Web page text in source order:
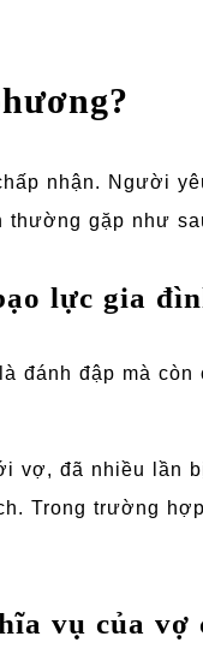
nhận. Người
thường gặp như
lực gia
đập mà còn
vợ, đã nhiều lần
Trong trường
vụ của vợ